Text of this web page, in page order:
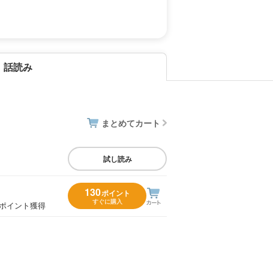
話読み
まとめてカート
試し読み
イント獲得
130ポイント
すぐに購入